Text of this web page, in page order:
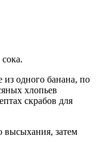
из одного банана, по
хлопьев
скрабов для
высыхания, затем